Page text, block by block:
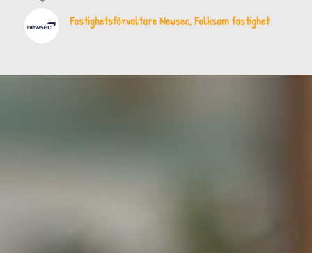
Fastighetsförvaltare Newsec, Folksam fastighet